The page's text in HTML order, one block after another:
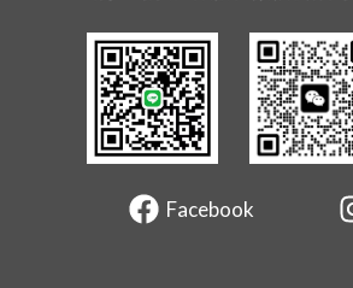
賽
道
Facebook